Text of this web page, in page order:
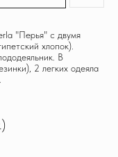
"Перья" с двумя
хлопок).
В
2 легких одеяла